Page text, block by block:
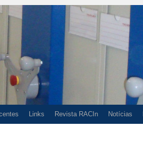
Links Revista RACIn Notícias